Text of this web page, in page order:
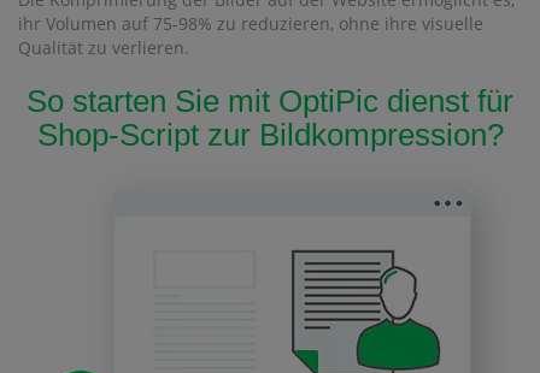
ihr Volumen auf 75-98% zu reduzieren, ohne ihre visuelle
Qualität zu verlieren.
So starten Sie mit OptiPic dienst für
Shop-Script zur Bildkompression?